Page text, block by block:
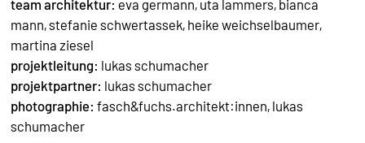
team architektur: eva germann, uta lammers, bianca
mann, stefanie schwertassek, heike weichselbaumer,
martina ziesel
projektleitung: lukas schumacher
projektpartner: lukas schumacher
photographie: fasch&fuchs.architekt:innen, lukas
schumacher